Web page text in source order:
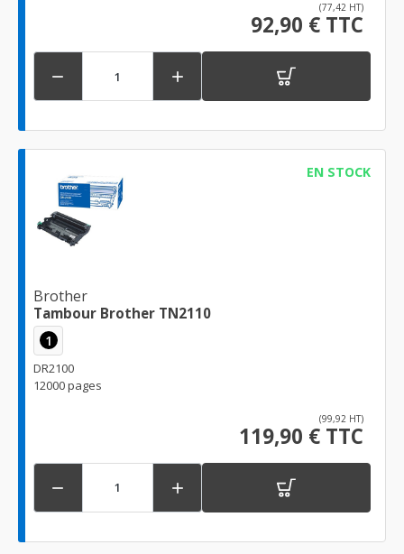
(77,42 HT)
92,90 € TTC
 
EN STOCK
Brother
Tambour Brother TN2110
1
DR2100
12000 pages
(99,92 HT)
119,90 € TTC
 